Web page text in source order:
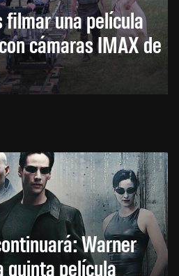
filmar una película
cámaras IMAX de
Warner
quinta película